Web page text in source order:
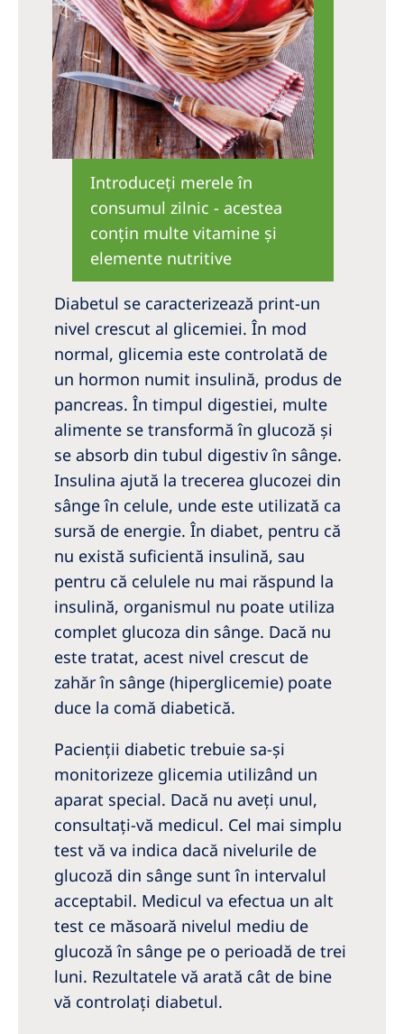
Introduceţi merele în
consumul zilnic - acestea
conţin multe vitamine şi
elemente nutritive
Diabetul se caracterizează print-un
nivel crescut al glicemiei. În mod
normal, glicemia este controlată de
un hormon numit insulină, produs de
pancreas. În timpul digestiei, multe
alimente se transformă în glucoză şi
se absorb din tubul digestiv în sânge.
Insulina ajută la trecerea glucozei din
sânge în celule, unde este utilizată ca
sursă de energie. În diabet, pentru că
nu există suficientă insulină, sau
pentru că celulele nu mai răspund la
insulină, organismul nu poate utiliza
complet glucoza din sânge. Dacă nu
este tratat, acest nivel crescut de
zahăr în sânge (hiperglicemie) poate
duce la comă diabetică.
Pacienții diabetic trebuie sa-și
monitorizeze glicemia utilizând un
aparat special. Dacă nu aveţi unul,
consultaţi-vă medicul. Cel mai simplu
test vă va indica dacă nivelurile de
glucoză din sânge sunt în intervalul
acceptabil. Medicul va efectua un alt
test ce măsoară nivelul mediu de
glucoză în sânge pe o perioadă de trei
luni. Rezultatele vă arată cât de bine
vă controlaţi diabetul.